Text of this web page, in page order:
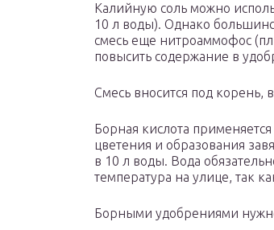
Калийную соль можно
10 л воды). Однако
смесь еще нитроаммофос
повысить содержание в
Смесь вносится под корень,
Борная кислота
цветения и образования
в 10 л воды. Вода
температура на улице, так
Борными удобрениями